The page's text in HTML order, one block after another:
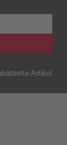
Artikel